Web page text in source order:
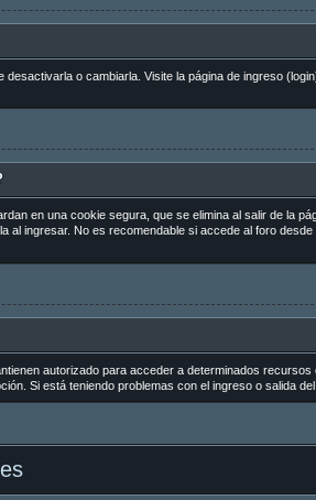
o cambiarla. Visite la página de ingreso
en una cookie segura, que se elimina al salir de la
al ingresar. No es recomendable si accede al foro
autorizado para acceder a determinados
Si está teniendo problemas con el ingreso o salida